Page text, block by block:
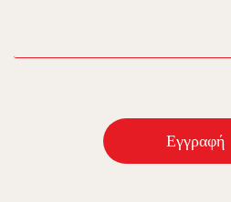
Εγγραφή